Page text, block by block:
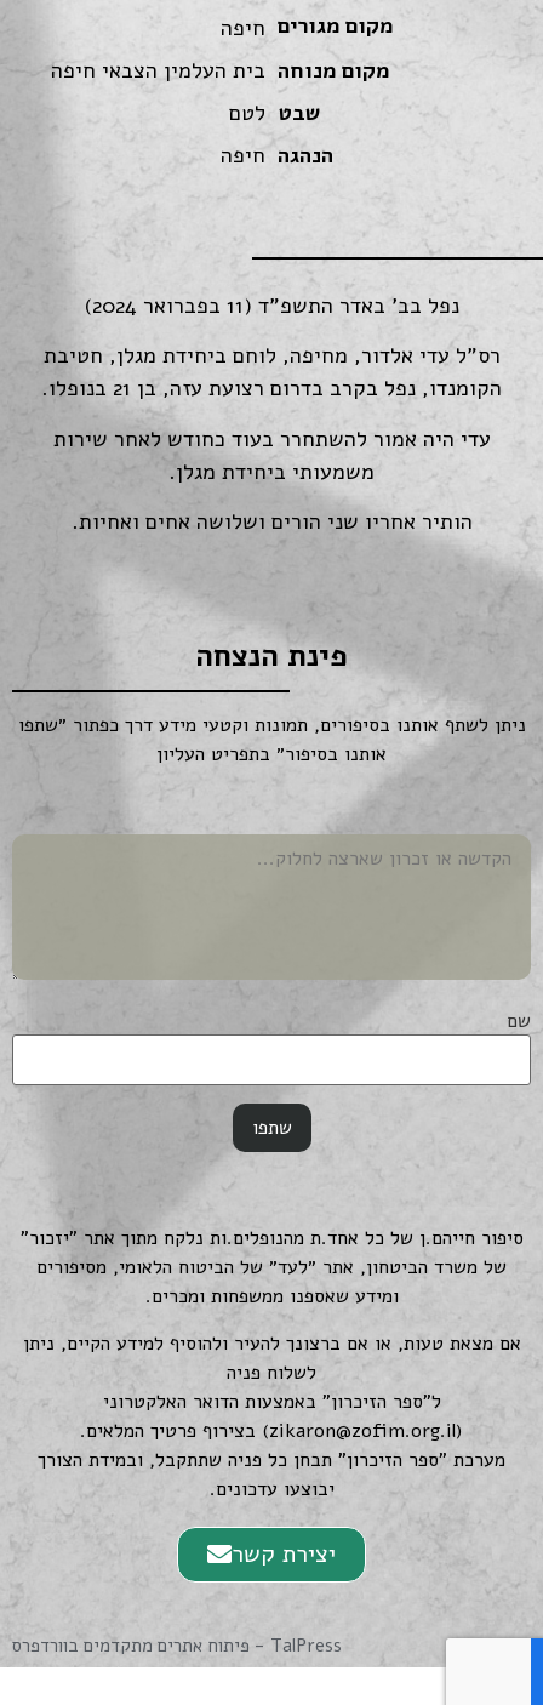
מקום מגורים
חיפה
מקום מנוחה
בית העלמין הצבאי חיפה
שבט
לטם
הנהגה
חיפה
נפל בב' באדר התשפ"ד (11 בפברואר 2024)
רס"ל עדי אלדור, מחיפה, לוחם ביחידת מגלן, חטיבת
הקומנדו, נפל בקרב בדרום רצועת עזה, בן 21 בנופלו.
עדי היה אמור להשתחרר בעוד כחודש לאחר שירות
משמעותי ביחידת מגלן.
הותיר אחריו שני הורים ושלושה אחים ואחיות.
פינת הנצחה
ניתן לשתף אותנו בסיפורים, תמונות וקטעי מידע דרך כפתור ״שתפו
אותנו בסיפור״ בתפריט העליון
שם
סיפור חייהם.ן של כל אחד.ת מהנופלים.ות נלקח מתוך אתר "יזכור"
של משרד הביטחון, אתר ״לעד״ של הביטוח הלאומי, מסיפורים
ומידע שאספנו ממשפחות ומכרים.
אם מצאת טעות, או אם ברצונך להעיר ולהוסיף למידע הקיים, ניתן
לשלוח פניה
ל"ספר הזיכרון" באמצעות הדואר האלקטרוני
zikaron@zofim.org.il) בצירוף פרטיך המלאים.
מערכת "ספר הזיכרון" תבחן כל פניה שתתקבל, ובמידת הצורך
יבוצעו עדכונים.
יצירת קשר
TalPress - פיתוח אתרים מתקדמים בוורדפרס